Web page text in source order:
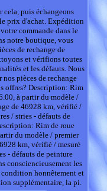
cela, puis échangeons
prix d'achat. Expédition
commande dans le
notre boutique, vous
de rechange de
et vérifions toutes
et les défauts. Nous
pièces de rechange
offres? Description: Rim
à partir du modèle /
de 46928 km, vérifié /
/ stries - défauts de
Rim de roue
du modèle / premier
km, vérifié / mesuré
- défauts de peinture
consciencieusement les
condition honnêtement et
supplémentaire, la pi.